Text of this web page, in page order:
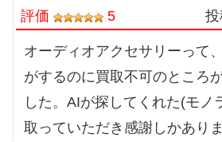
評価 5 投
オーディオアクセサリーって
がするのに買取不可のところ
した。AIが探してくれた(モノ
取っていただき感謝しかありま